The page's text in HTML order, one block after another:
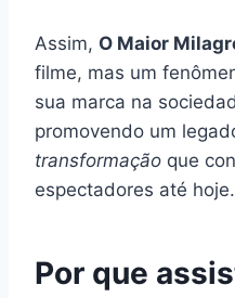
Assim, O Maior
filme, mas um
sua marca na
promovendo um
transformação que
espectadores até hoje.
Por que